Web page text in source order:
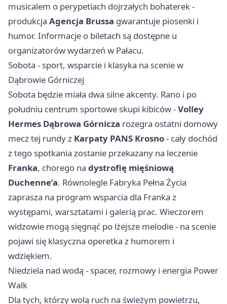
musicalem o perypetiach dojrzałych bohaterek -
produkcja Agencja Brussa gwarantuje piosenki i
humor. Informacje o biletach są dostępne u
organizatorów wydarzeń w Pałacu.
Sobota - sport, wsparcie i klasyka na scenie w
Dąbrowie Górniczej
Sobota będzie miała dwa silne akcenty. Rano i po
południu centrum sportowe skupi kibiców -Volley
Hermes Dąbrowa Górnicza rozegra ostatni domowy
mecz tej rundy z Karpaty PANS Krosno- cały dochód
z tego spotkania zostanie przekazany na leczenie
Franka, chorego na dystrofię mięśniową
Duchenne’a. Równolegle Fabryka Pełna Życia
zaprasza na program wsparcia dla Franka z
występami, warsztatami i galerią prac. Wieczorem
widzowie mogą sięgnąć po lżejsze melodie - na scenie
pojawi się klasyczna operetka z humorem i
wdziękiem.
Niedziela nad wodą - spacer, rozmowy i energia Power
Walk
Dla tych, którzy wolą ruch na świeżym powietrzu,